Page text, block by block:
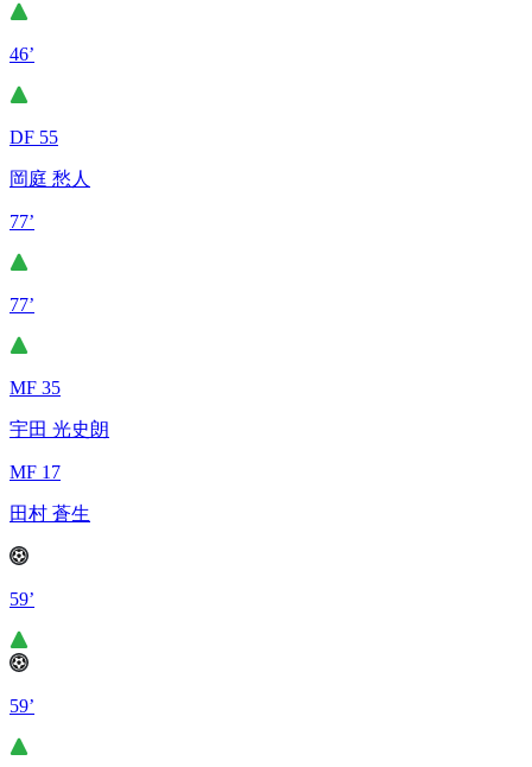
46’
DF 55
岡庭 愁人
77’
77’
MF 35
宇田 光史朗
MF 17
田村 蒼生
59’
59’